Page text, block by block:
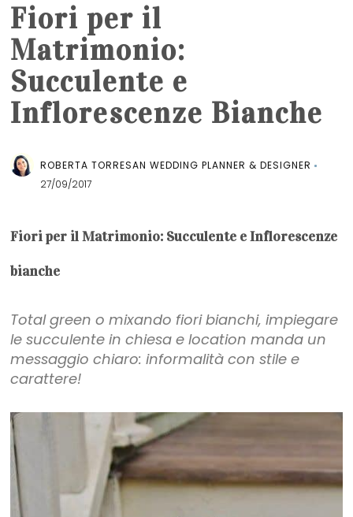
Fiori per il
Matrimonio:
Succulente e
Inflorescenze Bianche
ROBERTA TORRESAN WEDDING PLANNER & DESIGNER
27/09/2017
Fiori per il Matrimonio: Succulente e Inflorescenze
bianche
Total green o mixando fiori bianchi, impiegare
le succulente in chiesa e location manda un
messaggio chiaro: informalità con stile e
carattere!